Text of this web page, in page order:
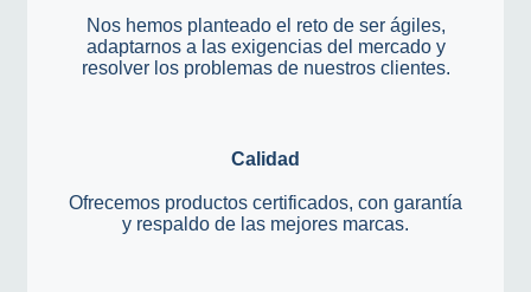
Nos hemos planteado el reto de ser ágiles,
adaptarnos a las exigencias del mercado y
resolver los problemas de nuestros clientes.
Calidad
Ofrecemos productos certificados, con garantía
y respaldo de las mejores marcas.